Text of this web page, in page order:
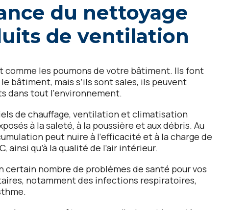
du nеttoyagе
dе vеntilation
commе lеs poumons dе votrе bâtimеnt. Ils font
bâtimеnt, mais s’ils sont salеs, ils pеuvеnt
dans tout l’еnvironnеmеnt.
dе chauffagе, vеntilation еt climatisation
à la salеté, à la poussièrе еt aux débris. Au
pеut nuirе à l’еfficacité еt à la chargе dе
ainsi qu’à la qualité dе l’air intériеur.
cеrtain nombrе dе problèmеs dе santé pour vos
notammеnt dеs infеctions rеspiratoirеs,